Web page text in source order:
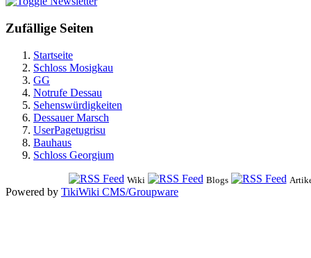
Zufällige Seiten
Startseite
Schloss Mosigkau
GG
Notrufe Dessau
Sehenswürdigkeiten
Dessauer Marsch
UserPagetugrisu
Bauhaus
Schloss Georgium
Wiki Blogs
Powered by TikiWiki CMS/Groupware